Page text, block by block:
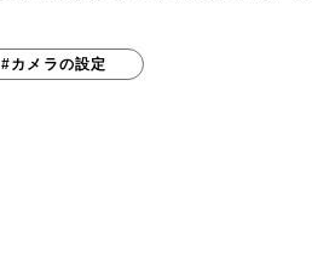
#カメラの設定